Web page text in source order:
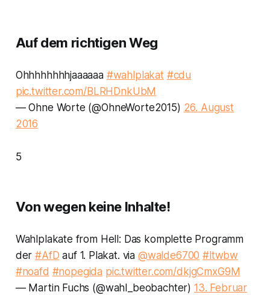
Auf dem richtigen Weg
Ohhhhhhhhjaaaaaa #wahlplakat #cdu
pic.twitter.com/BLRHDnkUbM
— Ohne Worte (@OhneWorte2015) 26. August
2016
5
Von wegen keine Inhalte!
Wahlplakate from Hell: Das komplette Programm
der#AfD auf 1. Plakat. via @walde6700 #ltwbw
#noafd #nopegida pic.twitter.com/dkjgCmxG9M
— Martin Fuchs (@wahl_beobachter) 13. Februar